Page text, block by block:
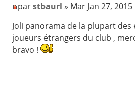
parstbaurl » Mar Jan 27,
Joli panorama de la plupart des
joueurs étrangers du club ,
bravo !